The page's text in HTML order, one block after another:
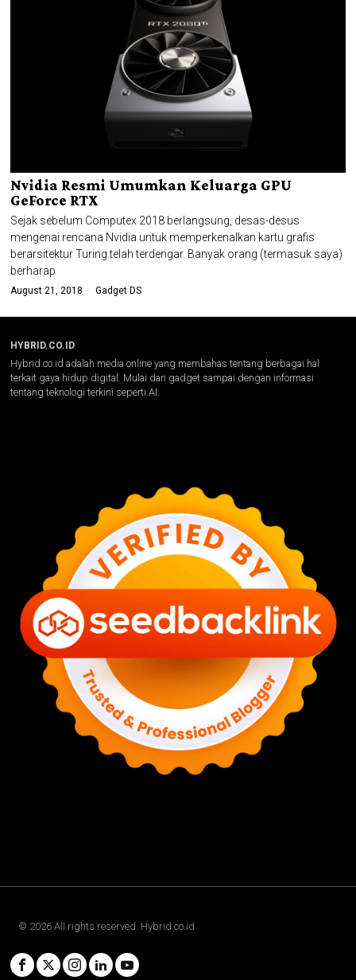
Nvidia Resmi Umumkan Keluarga GPU
GeForce RTX
Sejak sebelum Computex 2018 berlangsung, desas-desus
mengenai rencana Nvidia untuk memperkenalkan kartu grafis
berarsitektur Turing telah terdengar. Banyak orang (termasuk saya)
berharap
August 21, 2018 Gadget DS
HYBRID.CO.ID
Hybrid.co.id adalah media online yang membahas tentang berbagai hal
terkait gaya hidup digital. Mulai dari gadget sampai dengan informasi
tentang teknologi terkini seperti AI.
© 2026 All rights reserved. Hybrid.co.id